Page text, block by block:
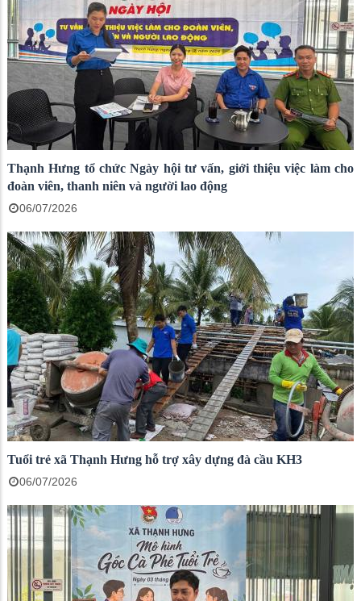
Thạnh Hưng tổ chức Ngày hội tư vấn, giới thiệu việc làm cho
đoàn viên, thanh niên và người lao động
06/07/2026
Tuổi trẻ xã Thạnh Hưng hỗ trợ xây dựng đà cầu KH3
06/07/2026